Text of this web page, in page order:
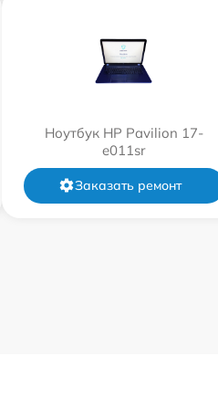
Ноутбук HP Pavilion 17-
e011sr
Заказать ремонт